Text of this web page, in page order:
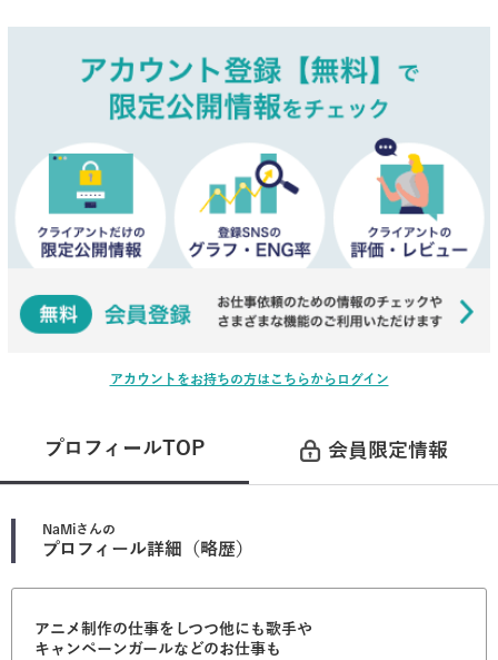
アカウントをお持ちの方はこちらからログイン
プロフィールTOP 会員限定情報
NaMiさんの
プロフィール詳細（略歴）
アニメ制作の仕事をしつつ他にも歌手や
キャンペーンガールなどのお仕事も